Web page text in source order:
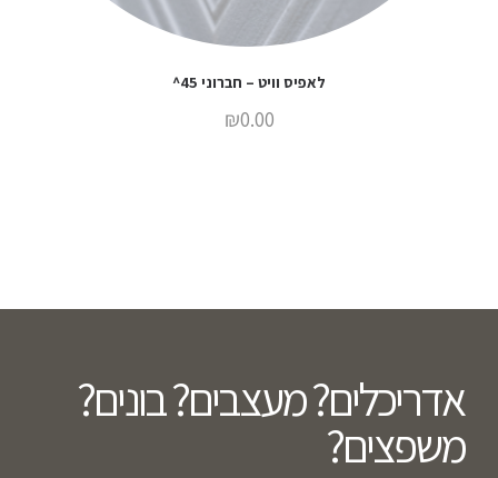
לאפיס וויט – חברוני 45^
₪0.00
אדריכלים? מעצבים? בונים?
משפצים?​